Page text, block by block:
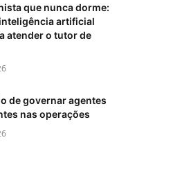
que nunca dorme:
artificial
atender o tutor de
de governar agentes
nas operações